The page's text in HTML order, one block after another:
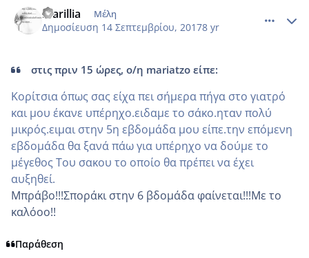
marillia Μέλη
Δημοσίευση 14 Σεπτεμβρίου, 20178 yr
στις πριν 15 ώρες, ο/η mariatzo είπε:
Κορίτσια όπως σας είχα πει σήμερα πήγα στο γιατρό
και μου έκανε υπέρηχο.ειδαμε το σάκο.ηταν πολύ
μικρός.ειμαι στην 5η εβδομάδα μου είπε.την επόμενη
εβδομάδα θα ξανά πάω για υπέρηχο να δούμε το
μέγεθος Του σακου το οποίο θα πρέπει να έχει
αυξηθεί.
Μπράβο!!!Σποράκι στην 6 βδομάδα φαίνεται!!!Με το
καλόοο!!
Παράθεση